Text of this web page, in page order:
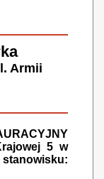
Armii
5 w